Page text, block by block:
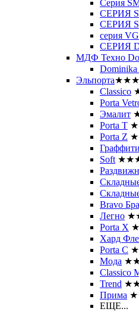
Серия
СЕРИЯ
СЕРИЯ
серия VG
СЕРИЯ
МДФ Техно
Dominika
Эльпорта
Classico
Porta
Эмалит
Porta T
Porta Z
Граффити
Soft
Bravo
Легно
Porta X
Хард
Porta C
Мода
Classico
Trend
Прима
ЕЩЕ...